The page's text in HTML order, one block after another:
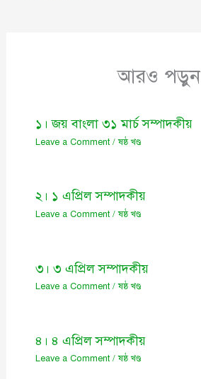
আরও পড়ুন
১। জয় বাংলা ৩১ মার্চ সম্পাদকীয়
Leave a Comment /ষষ্ঠ খণ্ড
২। ১ এপ্রিল সম্পাদকীয়
Leave a Comment /ষষ্ঠ খণ্ড
৩। ৩ এপ্রিল সম্পাদকীয়
Leave a Comment /ষষ্ঠ খণ্ড
৪। ৪ এপ্রিল সম্পাদকীয়
Leave a Comment /ষষ্ঠ খণ্ড